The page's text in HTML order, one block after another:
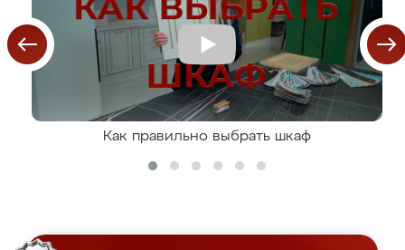
Как правильно выбрать шкаф